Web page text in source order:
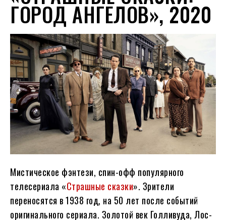
ГОРОД АНГЕЛОВ», 2020
Мистическое фэнтези, спин-офф популярного
телесериала «Страшные сказки». Зрители
переносятся в 1938 год, на 50 лет после событий
оригинального сериала. Золотой век Голливуда, Лос-